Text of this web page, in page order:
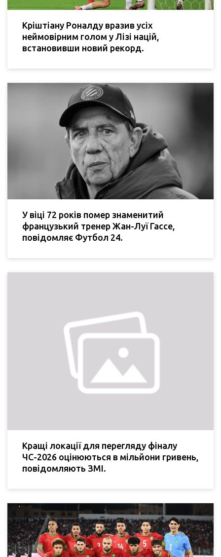
Кріштіану Роналду вразив усіх
неймовірним голом у Лізі націй,
встановивши новий рекорд.
У віці 72 років помер знаменитий
французький тренер Жан-Луї Гассе,
повідомляє Футбол 24.
Кращі локації для перегляду фіналу
ЧС-2026 оцінюються в мільйони гривень,
повідомляють ЗМІ.